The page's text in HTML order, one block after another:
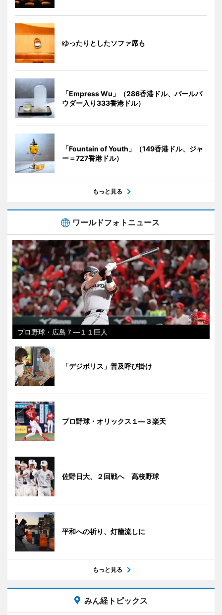
ゆったりとしたソファ席も
「Empress Wu」（286香港ドル、パールパ
ウダー入り333香港ドル）
「Fountain of Youth」（149香港ドル、ジャ
ー＝727香港ドル）
もっと見る
ワールドフォトニュース
プロ野球・広島７―１１巨人
「デジポリス」普及呼び掛け
プロ野球・オリックス１―３楽天
佐野日大、２回戦へ 高校野球
平和への祈り、灯籠流しに
もっと見る
みん経トピックス